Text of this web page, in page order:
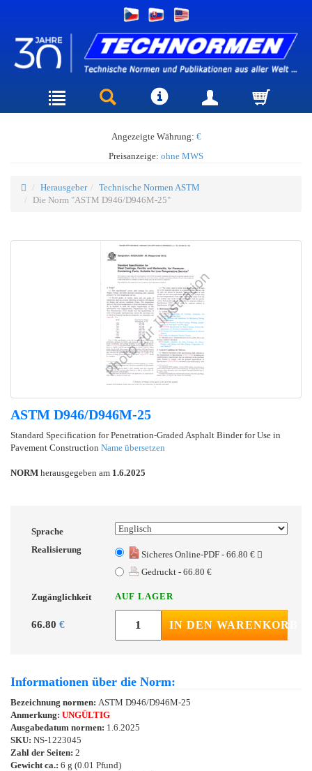
Angezeigte Währung: €
Preisanzeige: ohne MWS
Herausgeber
Technische Normen ASTM
Die Norm "ASTM D946/D946M-25"
ASTM D946/D946M-25
Standard Specification for Penetration-Graded Asphalt Binder for Use in
Pavement Construction Name übersetzen
NORM herausgegeben am 1.6.2025
Sprache
Realisierung
Sicheres Online-PDF - 66.80 €
Gedruckt - 66.80 €
Zugänglichkeit AUF LAGER
66.80 € IN DEN WARENKORB
Informationen über die Norm:
Bezeichnung normen: ASTM D946/D946M-25
Anmerkung: UNGÜLTIG
Ausgabedatum normen: 1.6.2025
SKU: NS-1223045
Zahl der Seiten: 2
Gewicht ca.: 6 g (0.01 Pfund)